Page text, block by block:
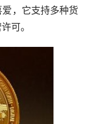
，它支持多种货
可。